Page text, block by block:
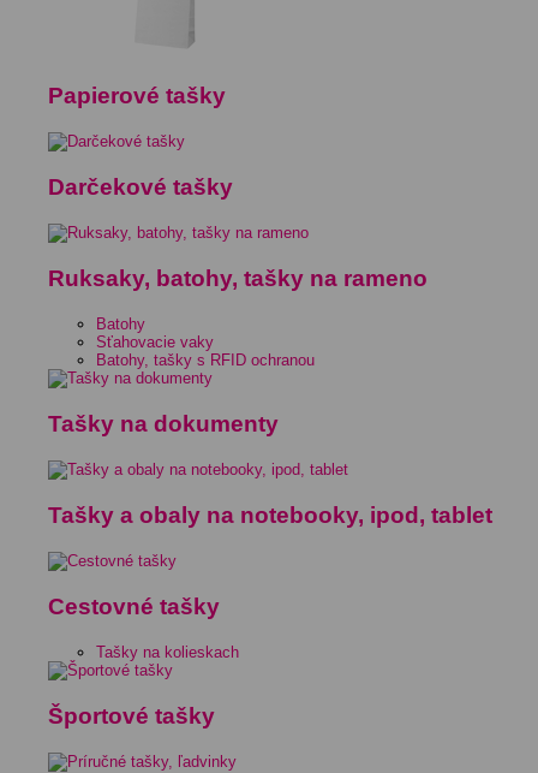
Papierové tašky
Darčekové tašky
Ruksaky, batohy, tašky na rameno
Batohy
Sťahovacie vaky
Batohy, tašky s RFID ochranou
Tašky na dokumenty
Tašky a obaly na notebooky, ipod, tablet
Cestovné tašky
Tašky na kolieskach
Športové tašky